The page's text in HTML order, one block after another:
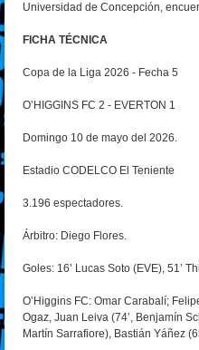
Universidad de Concepción,
FICHA TÉCNICA
Copa de la Liga 2026 - Fecha 5
O’HIGGINS FC 2 - EVERTON 1
Domingo 10 de mayo del 2026.
Estadio CODELCO El Teniente
3.196 espectadores.
Árbitro: Diego Flores.
Goles: 16’ Lucas Soto (EVE), 51’
O’Higgins FC: Omar Carabalí;
Ogaz, Juan Leiva (74’, Benjamín
Martín Sarrafiore), Bastián Yáñez